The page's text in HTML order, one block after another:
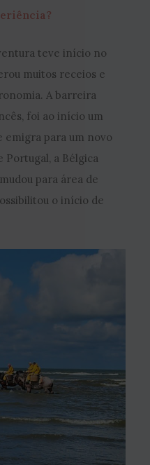
teve início no
muitos receios e
A barreira
foi ao início um
emigra para um novo
Portugal, a Bélgica
para área de
o início de